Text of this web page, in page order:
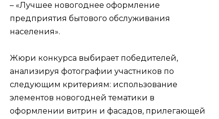
– «Лучшее новогоднее оформление
предприятия бытового обслуживания
населения».
Жюри конкурса выбирает победителей,
анализируя фотографии участников по
следующим критериям: использование
элементов новогодней тематики в
оформлении витрин и фасадов, прилегающей